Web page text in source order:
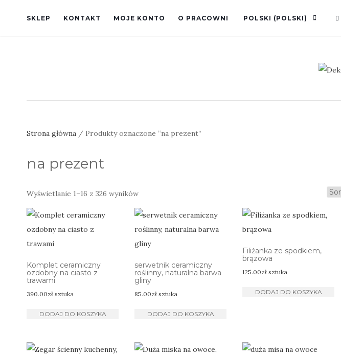
SKLEP KONTAKT MOJE KONTO O PRACOWNI POLSKI (POLSKI)
Strona główna / Produkty oznaczone “na prezent”
na prezent
Wyświetlanie 1–16 z 326 wynikówPosortowane
według
Komplet ceramiczny
ozdobny na ciasto z
trawami
390.00zł sztuka
DODAJ DO KOSZYKA
serwetnik ceramiczny
roślinny, naturalna barwa
gliny
85.00zł sztuka
DODAJ DO KOSZYKA
Filiżanka ze spodkiem,
brązowa
125.00zł sztuka
DODAJ DO KOSZYKA